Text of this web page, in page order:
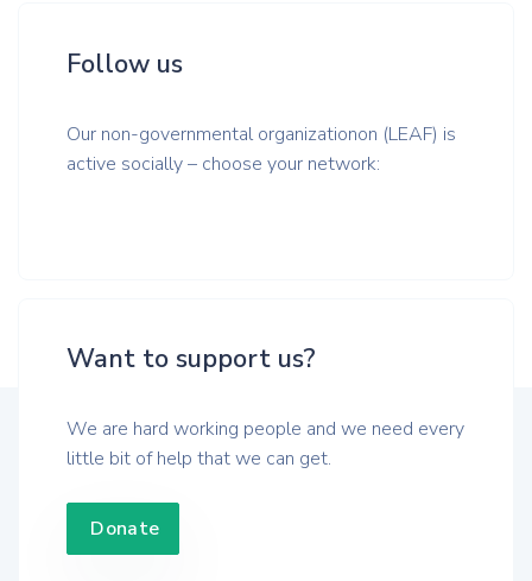
Follow us
Our non-governmental organizationon (LEAF) is
active socially – choose your network:
Want to support us?
We are hard working people and we need every
little bit of help that we can get.
Donate